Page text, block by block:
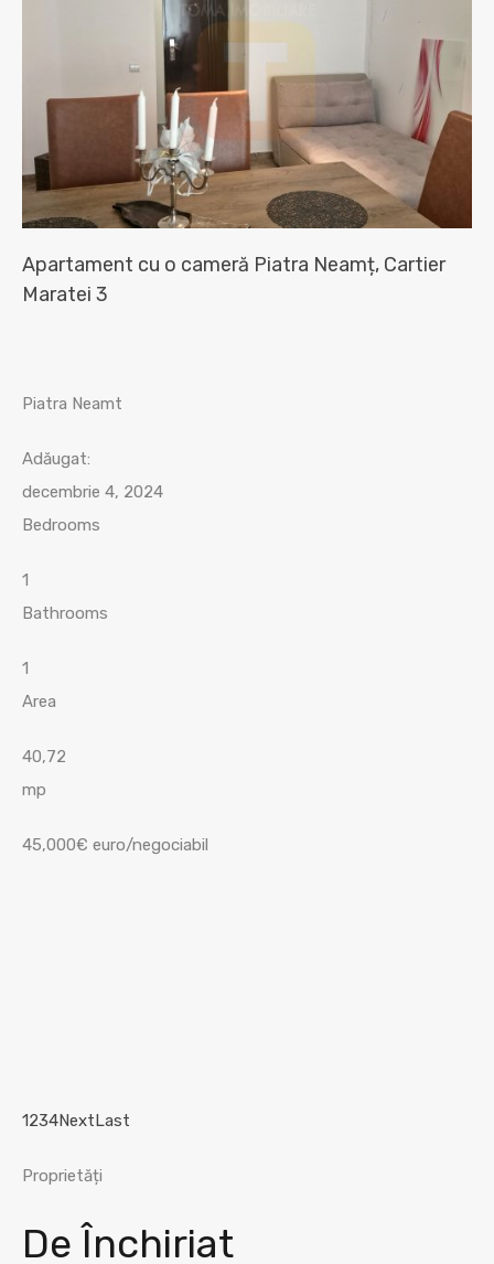
Apartament cu o cameră Piatra Neamț, Cartier
Maratei 3
Piatra Neamt
Adăugat:
decembrie 4, 2024
Bedrooms
1
Bathrooms
1
Area
40,72
mp
45,000€ euro/negociabil
1234NextLast
Proprietăți
De Închiriat